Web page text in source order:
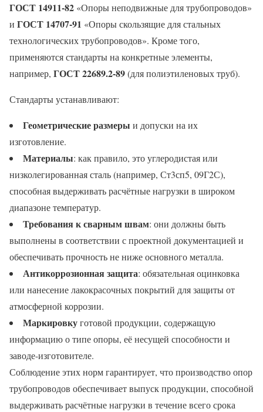
ГОСТ 14911-82 «Опоры неподвижные для трубопроводов»
и ГОСТ 14707-91 «Опоры скользящие для стальных
технологических трубопроводов». Кроме того,
применяются стандарты на конкретные элементы,
например, ГОСТ 22689.2-89(для полиэтиленовых труб).
Стандарты устанавливают:
Геометрические размеры и допуски на их
изготовление.
Материалы: как правило, это углеродистая или
низколегированная сталь (например, Ст3сп5, 09Г2С),
способная выдерживать расчётные нагрузки в широком
диапазоне температур.
Требования к сварным швам: они должны быть
выполнены в соответствии с проектной документацией и
обеспечивать прочность не ниже основного металла.
Антикоррозионная защита: обязательная оцинковка
или нанесение лакокрасочных покрытий для защиты от
атмосферной коррозии.
Маркировкуготовой продукции, содержащую
информацию о типе опоры, её несущей способности и
заводе-изготовителе.
Соблюдение этих норм гарантирует, что производство опор
трубопроводов обеспечивает выпуск продукции, способной
выдерживать расчётные нагрузки в течение всего срока